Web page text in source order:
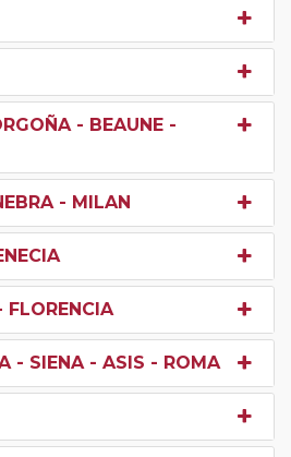
- BEAUNE -
- MILAN
FLORENCIA
- SIENA - ASIS - ROMA